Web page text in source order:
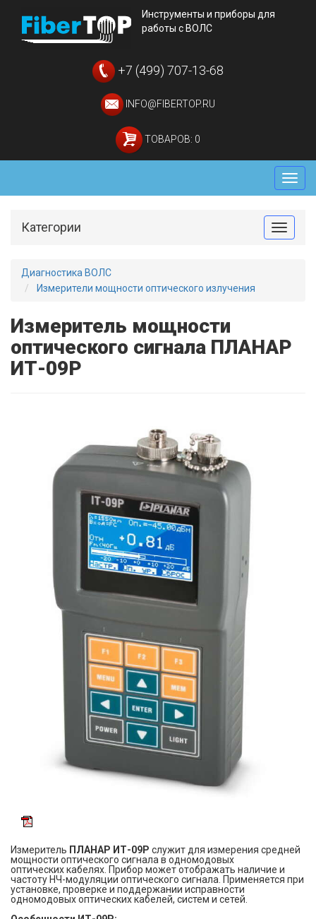
Инструменты и приборы для
работы с ВОЛС
+7 (499) 707-13-68
INFO@FIBERTOP.RU
ТОВАРОВ: 0
Меню
Toggle
Категории
Диагностика ВОЛС
Измерители мощности оптического излучения
Измеритель мощности
оптического сигнала ПЛАНАР
ИТ-09P
Измеритель ПЛАНАР ИТ-09P служит для измерения средней
мощности оптического сигнала в одномодовых
оптических кабелях. Прибор может отображать наличие и
частоту НЧ-модуляции оптического сигнала. Применяется при
установке, проверке и поддержании исправности
одномодовых оптических кабелей, систем и сетей.